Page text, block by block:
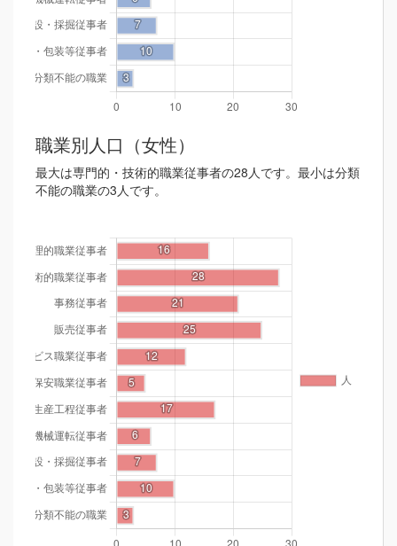
職業別人口（女性）
最大は専門的・技術的職業従事者の28人です。最小は分類
不能の職業の3人です。